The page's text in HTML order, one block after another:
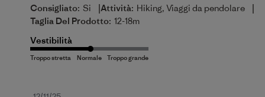
Consigliato: Si |Attività: Hiking, Viaggi da pendolare |
Taglia Del Prodotto: 12-18m
Vestibilità